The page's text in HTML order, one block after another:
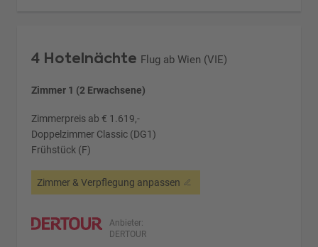
4 Hotelnächte Flug ab Wien (VIE)
Zimmer 1 (2 Erwachsene)
Zimmerpreis ab € 1.619,-
Doppelzimmer Classic (DG1)
Frühstück (F)
Zimmer & Verpflegung anpassen
Anbieter:
DERTOUR